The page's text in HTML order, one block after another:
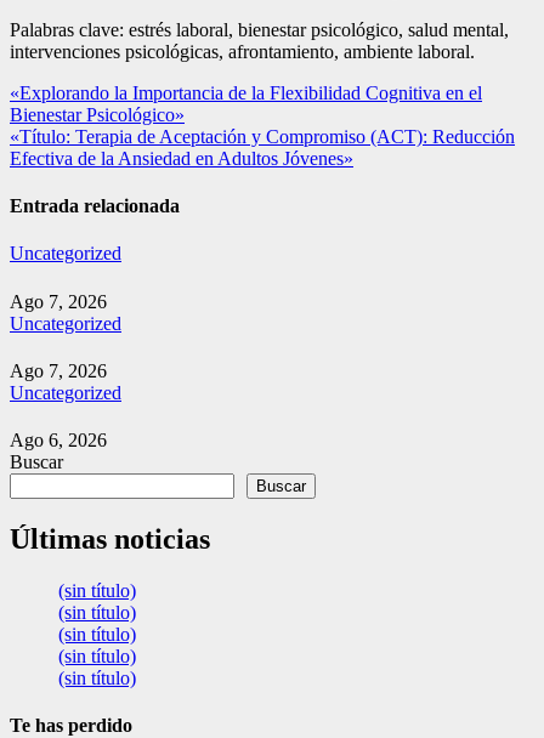
Palabras clave: estrés laboral, bienestar psicológico, salud mental,
intervenciones psicológicas, afrontamiento, ambiente laboral.
Navegación
de
entradas
«Explorando la Importancia de la Flexibilidad Cognitiva en el
Bienestar Psicológico»
«Título: Terapia de Aceptación y Compromiso (ACT): Reducción
Efectiva de la Ansiedad en Adultos Jóvenes»
Entrada relacionada
Uncategorized
Ago 7, 2026
Uncategorized
Ago 7, 2026
Uncategorized
Ago 6, 2026
Buscar
Buscar
Últimas noticias
(sin título)
(sin título)
(sin título)
(sin título)
(sin título)
Te has perdido